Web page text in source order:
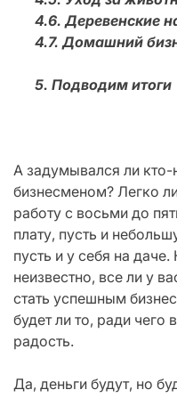
4.6. Деревенские
4.7. Домашний
5. Подводим итоги
А задумывался ли кто-
бизнесменом? Легко
работу с восьми до
плату, пусть и
пусть и у себя на
неизвестно, все ли у
стать успешным
будет ли то, ради чего
радость.
Да, деньги будут, но